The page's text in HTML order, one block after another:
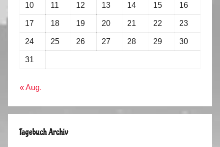
10 11 12 13 14 15 16
17 18 19 20 21 22 23
24 25 26 27 28 29 30
31
« Aug.
Tagebuch Archiv